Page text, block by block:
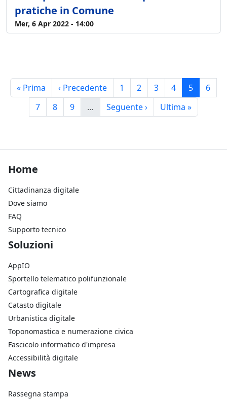
pratiche in Comune
Mer, 6 Apr 2022 - 14:00
Paginazione
Prima pagina
« Prima Pagina precedente
‹ Precedente Pagina
1 Pagina
2 Pagina
3 Pagina
4 Pagina
5
6
Pagina
7 Pagina
8 Pagina
9 … Pagina successiva
Seguente › Ultima pagina
Ultima »
Footer Home
Home
Cittadinanza digitale
Dove siamo
FAQ
Supporto tecnico
Footer Soluzioni
Soluzioni
AppIO
Sportello telematico polifunzionale
Cartografica digitale
Catasto digitale
Urbanistica digitale
Toponomastica e numerazione civica
Fascicolo informatico d'impresa
Accessibilità digitale
Footer Azienda
News
Rassegna stampa